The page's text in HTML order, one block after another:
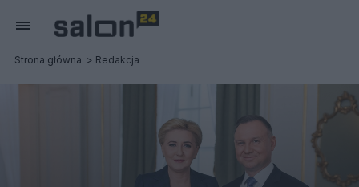
Strona główna Redakcja